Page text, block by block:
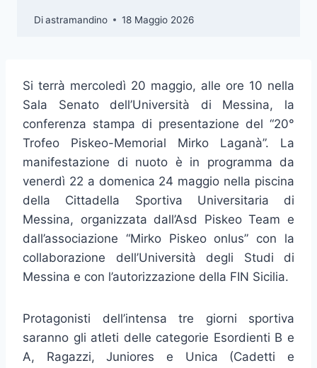
Diastramandino 18 Maggio 2026
Si terrà mercoledì 20 maggio, alle ore 10 nella
Sala Senato dell’Università di Messina, la
conferenza stampa di presentazione del “20°
Trofeo Piskeo-Memorial Mirko Laganà”. La
manifestazione di nuoto è in programma da
venerdì 22 a domenica 24 maggio nella piscina
della Cittadella Sportiva Universitaria di
Messina, organizzata dall’Asd Piskeo Team e
dall’associazione “Mirko Piskeo onlus” con la
collaborazione dell’Università degli Studi di
Messina e con l’autorizzazione della FIN Sicilia.
Protagonisti dell’intensa tre giorni sportiva
saranno gli atleti delle categorie Esordienti B e
A, Ragazzi, Juniores e Unica (Cadetti e